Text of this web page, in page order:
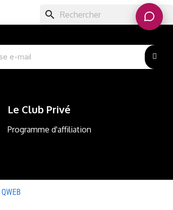
search
Le Club Privé
Programme d'affiliation
QWEB